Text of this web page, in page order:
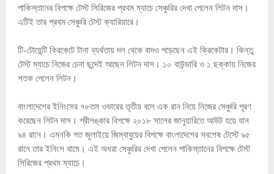
পাকিস্তানের বিপক্ষে টেস্ট সিরিজের প্রথম ম্যাচে সেঞ্চুরির দেখা পেলেন লিটন দাস।
এটিই তার প্রথম সেঞ্চুরি টেস্ট ক্যারিয়ারে।
টি-টোয়েন্টি ক্রিকেটে টানা ব্যর্থতায় দল থেকে বাদও পড়েছেন এই ক্রিকেটার। কিন্তু
টেস্ট ম্যাচে নিজের চেনা ছন্দেই আছেন লিটন দাস। ১০ বাউন্ডারি ও ১ ছক্কায় নিজের
শতক পেলেন লিটন।
বাংলাদেশের ইনিংসের ৭৮তম ওভারের তৃতীয় বলে এক রান নিয়ে নিজের সেঞ্চুরি পূরণ
করেছেন লিটন দাস। শ্রীলঙ্কার বিপক্ষে ২০১৮ সালের জানুয়ারিতে আউট হয়ে যান
৯৪ রানে। এমনকি গত জুলাইয়ে জিম্বাবুয়ের বিপক্ষে বাংলাদেশের সবশেষ টেস্টে ৯৫
রানে তার ইনিংস থামে। এই অধরা সেঞ্চুরির দেখা পেলেন পাকিস্তানের বিপক্ষে টেস্ট
সিরিজের প্রথম ম্যাচে।